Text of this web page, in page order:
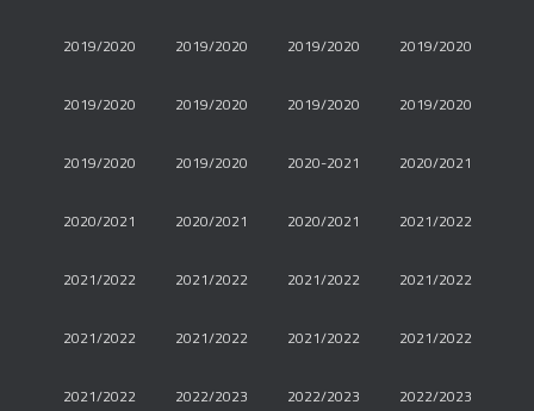
2019/2020 2019/2020 2019/2020 2019/2020
2019/2020 2019/2020 2019/2020 2019/2020
2019/2020 2019/2020 2020-2021 2020/2021
2020/2021 2020/2021 2020/2021 2021/2022
2021/2022 2021/2022 2021/2022 2021/2022
2021/2022 2021/2022 2021/2022 2021/2022
2021/2022 2022/2023 2022/2023 2022/2023